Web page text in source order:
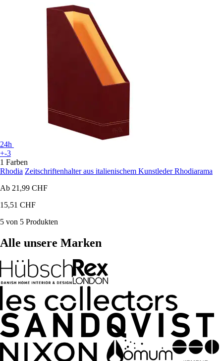
24h
+-3
1 Farben
Rhodia Zeitschriftenhalter aus italienischem Kunstleder Rhodiarama
Ab 21,99 CHF
15,51 CHF
5 von 5 Produkten
Alle unsere Marken